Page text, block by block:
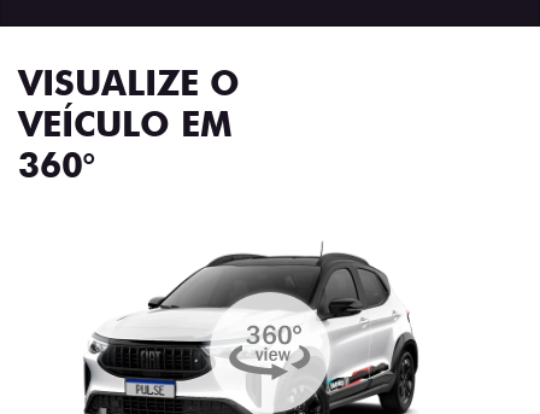
VISUALIZE O
VEÍCULO EM
360°